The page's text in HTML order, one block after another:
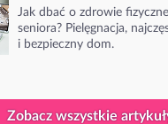
Jak dbać o zdrowie
seniora? Pielęgnacja,
i bezpieczny dom.
Zobacz wszystkie